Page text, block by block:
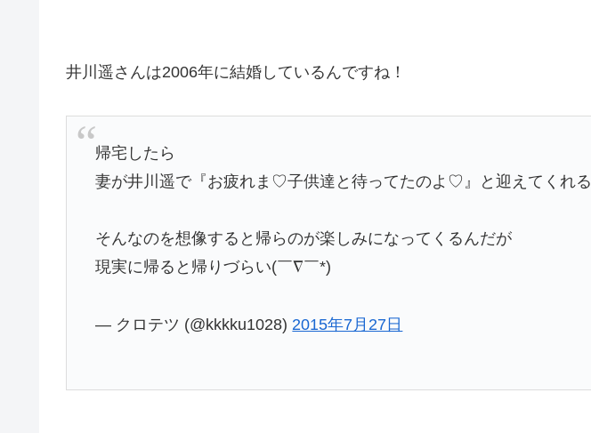
井川遥さんは2006年に結婚しているんですね！
帰宅したら
妻が井川遥で『お疲れま♡子供達と待ってたのよ♡』と迎えてくれる
そんなのを想像すると帰らのが楽しみになってくるんだが
現実に帰ると帰りづらい(￣∇￣*)ゞ
— クロテツ (@kkkku1028) 2015年7月27日